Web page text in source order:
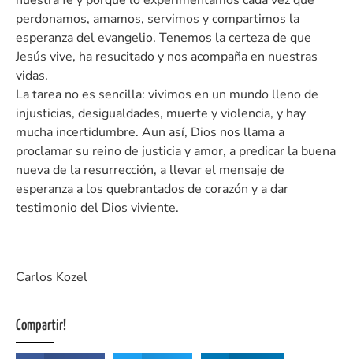
perdonamos, amamos, servimos y compartimos la
esperanza del evangelio. Tenemos la certeza de que
Jesús vive, ha resucitado y nos acompaña en nuestras
vidas.
La tarea no es sencilla: vivimos en un mundo lleno de
injusticias, desigualdades, muerte y violencia, y hay
mucha incertidumbre. Aun así, Dios nos llama a
proclamar su reino de justicia y amor, a predicar la buena
nueva de la resurrección, a llevar el mensaje de
esperanza a los quebrantados de corazón y a dar
testimonio del Dios viviente.
Carlos Kozel
Compartir!